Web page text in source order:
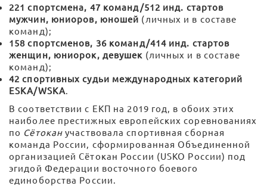
221 спортсмена, 47 команд/512 инд. стартов
мужчин, юниоров, юношей (личных и в составе
команд);
158 спортсменов, 36 команд/414 инд. стартов
женщин, юниорок, девушек (личных и в составе
команд);
42 спортивных судьи международных категорий
ESKA/WSKA.
В соответствии с ЕКП на 2019 год, в обоих этих
наиболее престижных европейских соревнованиях
по Сётоканучаствовала спортивная сборная
команда России, сформированная Объединенной
организацией Сётокан России (USKO России) под
эгидой Федерации восточного боевого
единоборства России.